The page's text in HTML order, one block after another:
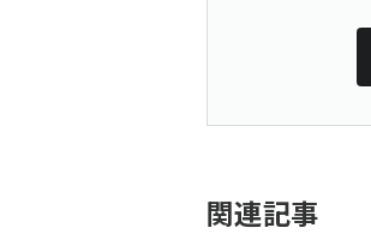
関連記事